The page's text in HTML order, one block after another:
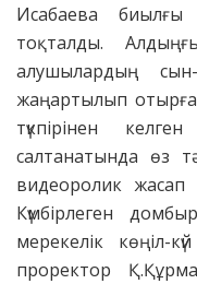
Исабаева биылғы
тоқталды.
алушылардың сын-
жаңартылып
түкпірінен
салтанатында өз
видеоролик
Күмбірлеген
мерекелік көңіл-
проректор